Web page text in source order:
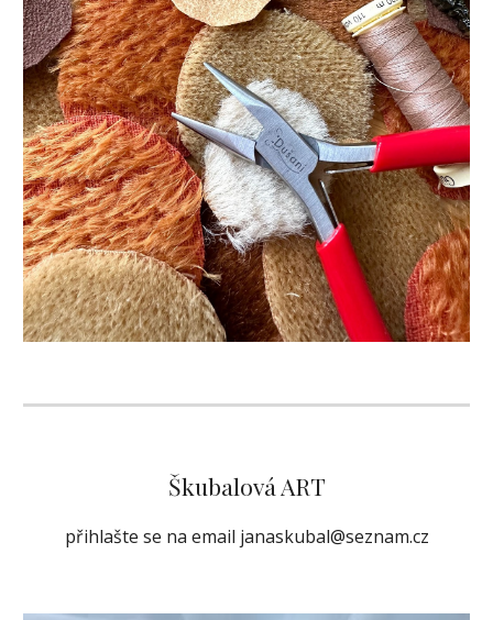
Škubalová ART
přihlašte se na email janaskubal@seznam.cz